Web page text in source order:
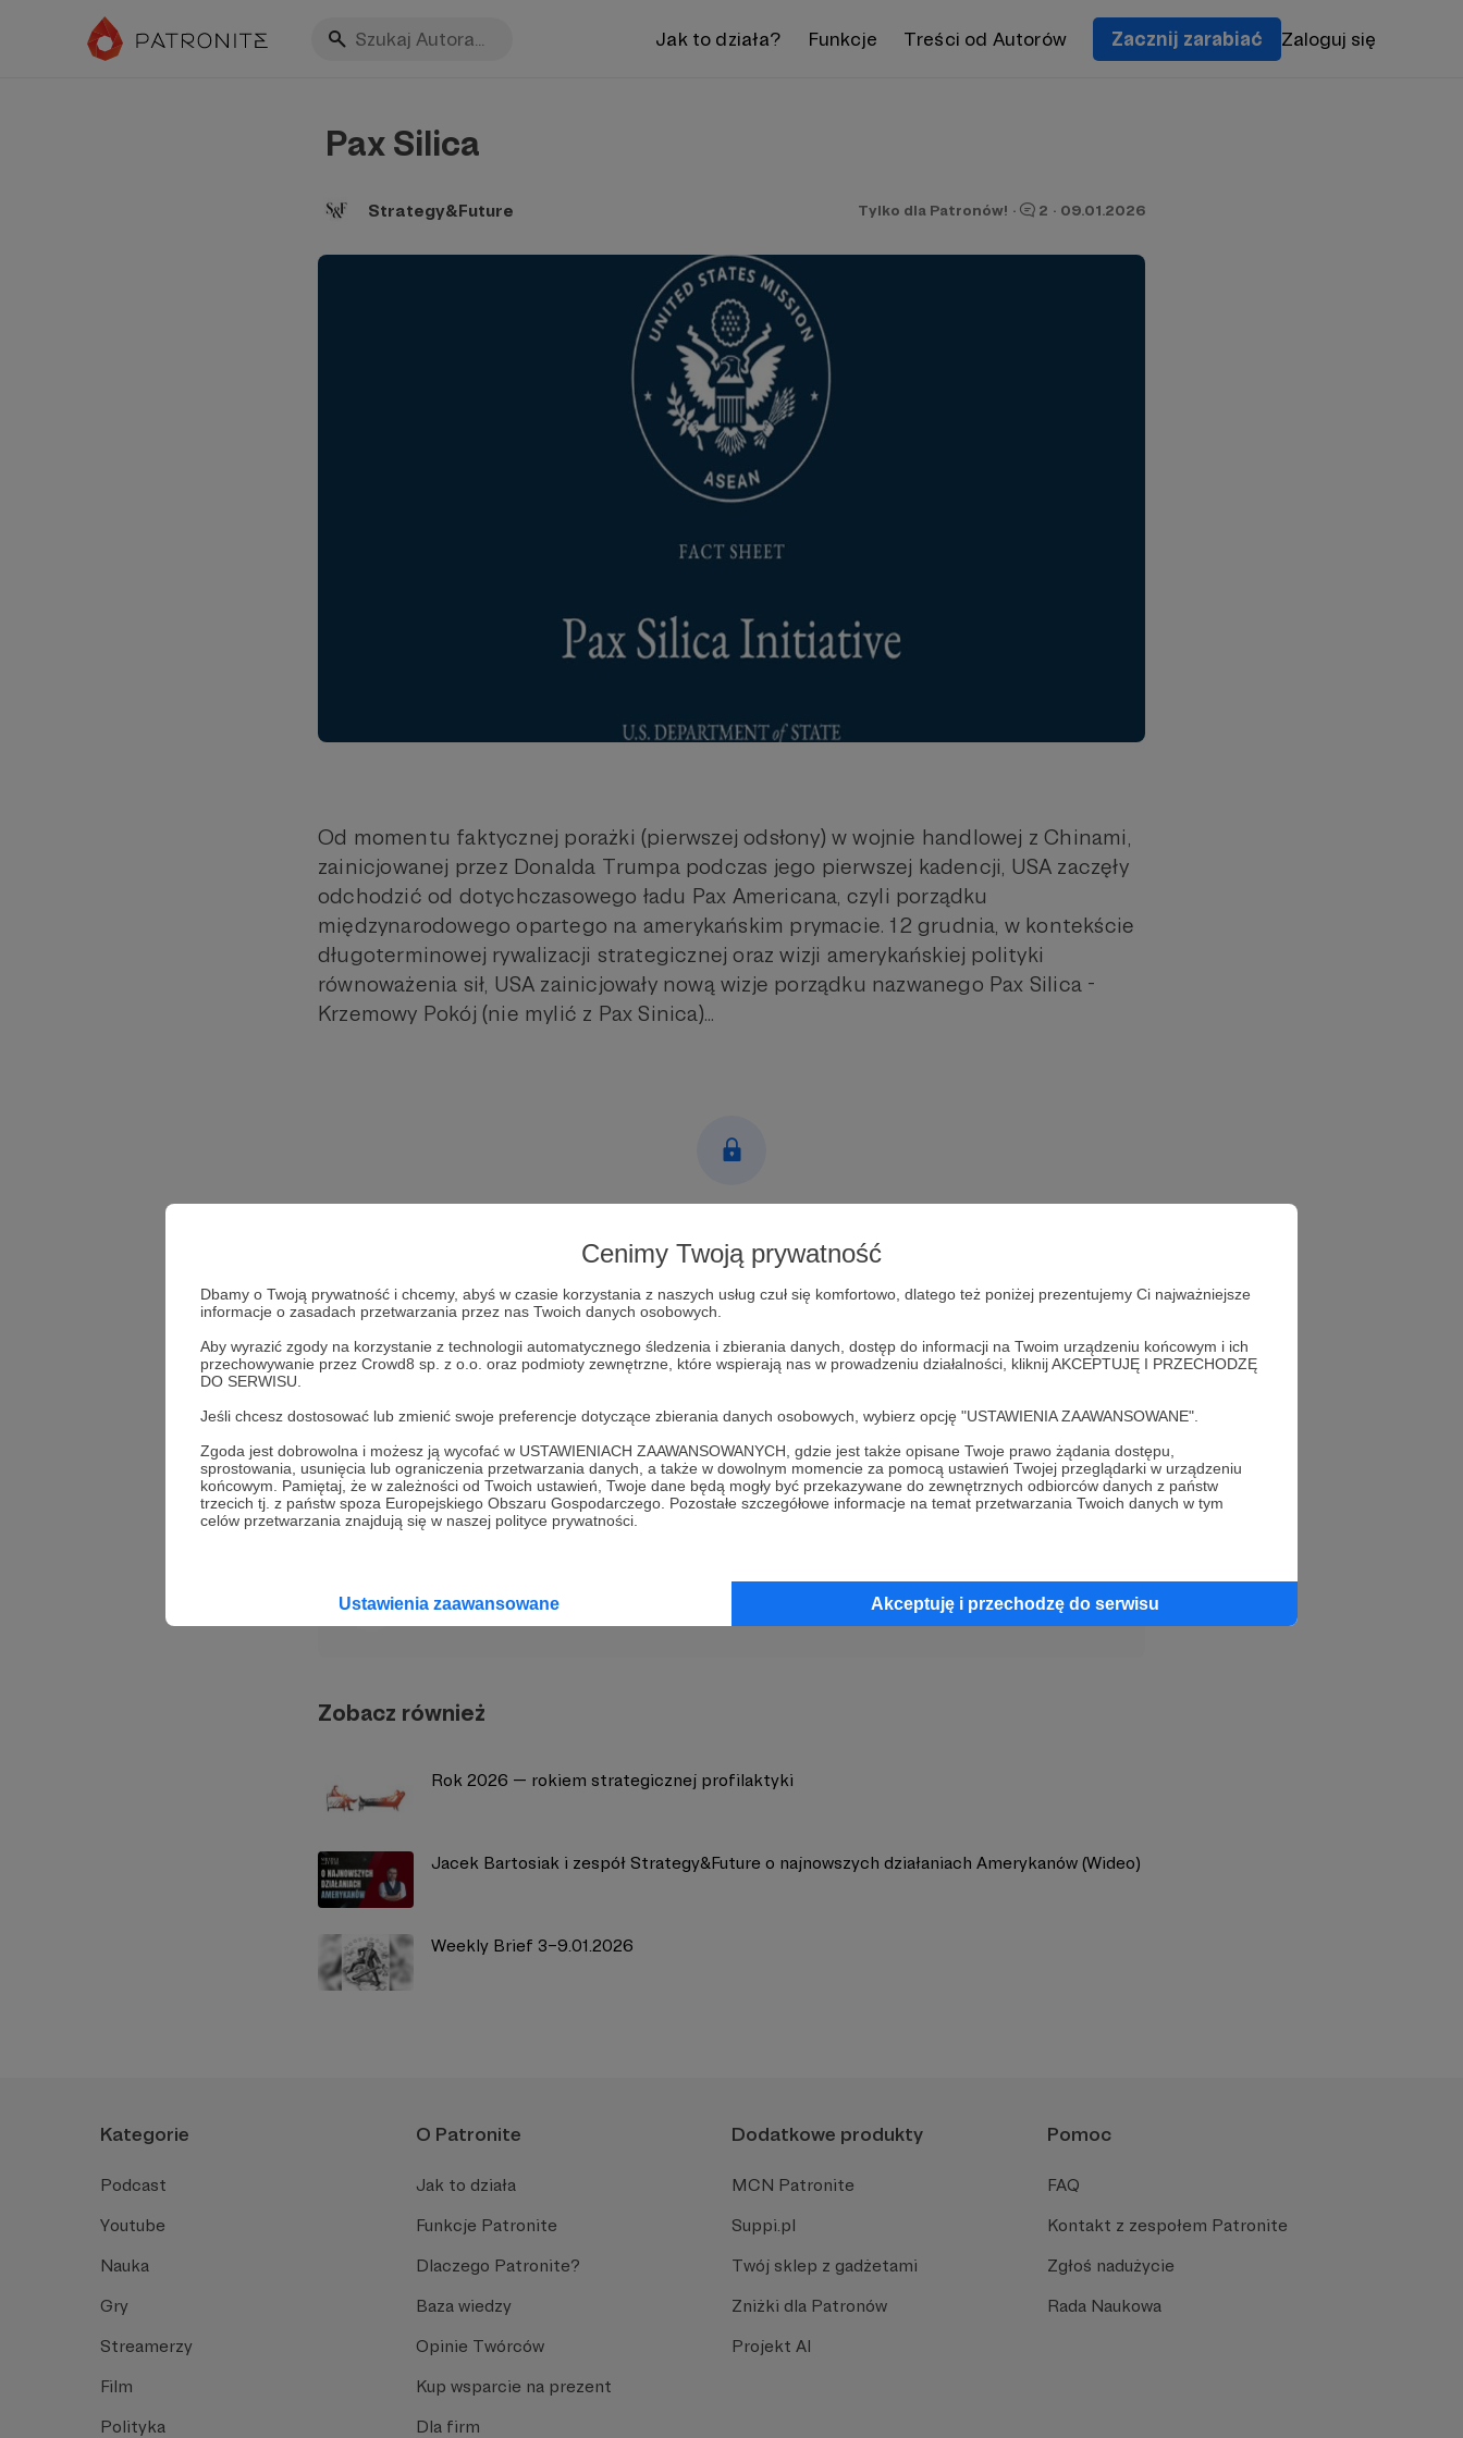
Cenimy Twoją prywatność
Dbamy o Twoją prywatność i chcemy, abyś w czasie korzystania z naszych usług czuł się komfortowo, dlatego też poniżej prezentujemy Ci najważniejsze
informacje o zasadach przetwarzania przez nas Twoich danych osobowych.
Aby wyrazić zgody na korzystanie z technologii automatycznego śledzenia i zbierania danych, dostęp do informacji na Twoim urządzeniu końcowym i ich
przechowywanie przez Crowd8 sp. z o.o. oraz podmioty zewnętrzne, które wspierają nas w prowadzeniu działalności, kliknij AKCEPTUJĘ I PRZECHODZĘ
DO SERWISU.
Jeśli chcesz dostosować lub zmienić swoje preferencje dotyczące zbierania danych osobowych, wybierz opcję "USTAWIENIA ZAAWANSOWANE".
Zgoda jest dobrowolna i możesz ją wycofać w USTAWIENIACH ZAAWANSOWANYCH, gdzie jest także opisane Twoje prawo żądania dostępu,
sprostowania, usunięcia lub ograniczenia przetwarzania danych, a także w dowolnym momencie za pomocą ustawień Twojej przeglądarki w urządzeniu
końcowym. Pamiętaj, że w zależności od Twoich ustawień, Twoje dane będą mogły być przekazywane do zewnętrznych odbiorców danych z państw
trzecich tj. z państw spoza Europejskiego Obszaru Gospodarczego. Pozostałe szczegółowe informacje na temat przetwarzania Twoich danych w tym
celów przetwarzania znajdują się w naszej polityce prywatności.
Ustawienia zaawansowane Akceptuję i przechodzę do serwisu
Jak to działa? Funkcje Treści od Autorów Zacznij zarabiać Zaloguj się
​ Pax Silica
Strategy&Future Tylko dla Patronów! · 2 · 09.01.2026
Od momentu faktycznej porażki (pierwszej odsłony) w wojnie handlowej z Chinami,
zainicjowanej przez Donalda Trumpa podczas jego pierwszej kadencji, USA zaczęły
odchodzić od dotychczasowego ładu Pax Americana, czyli porządku
międzynarodowego opartego na amerykańskim prymacie. 12 grudnia, w kontekście
długoterminowej rywalizacji strategicznej oraz wizji amerykańskiej polityki
równoważenia sił, USA zainicjowały nową wizje porządku nazwanego Pax Silica -
Krzemowy Pokój (nie mylić z Pax Sinica)...
Aby zobaczyć ten materiał musisz być zalogowany
Zostań Patronem
Zaloguj się
Udostępnij
Strategy&Future Zobacz profil autora
Zobacz również
Rok 2026 — rokiem strategicznej profilaktyki
Jacek Bartosiak i zespół Strategy&Future o najnowszych działaniach Amerykanów (Wideo)
Weekly Brief 3–9.01.2026
Kategorie
Podcast
Youtube
Nauka
Gry
Streamerzy
Film
Polityka
O Patronite
Jak to działa
Funkcje Patronite
Dlaczego Patronite?
Baza wiedzy
Opinie Twórców
Kup wsparcie na prezent
Dla firm
Dodatkowe produkty
MCN Patronite
Suppi.pl
Twój sklep z gadżetami
Zniżki dla Patronów
Projekt AI
Pomoc
FAQ
Kontakt z zespołem Patronite
Zgłoś nadużycie
Rada Naukowa